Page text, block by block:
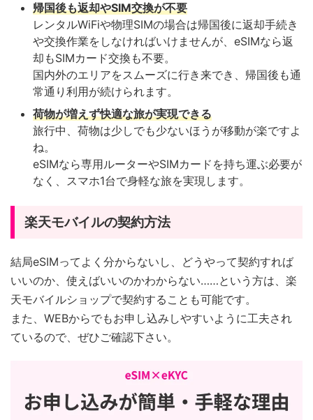
帰国後も返却やSIM交換が不要
レンタルWiFiや物理SIMの場合は帰国後に返却手続き
や交換作業をしなければいけませんが、eSIMなら返
却もSIMカード交換も不要。
国内外のエリアをスムーズに行き来でき、帰国後も通
常通り利用が続けられます。
荷物が増えず快適な旅が実現できる
旅行中、荷物は少しでも少ないほうが移動が楽ですよ
ね。
eSIMなら専用ルーターやSIMカードを持ち運ぶ必要が
なく、スマホ1台で身軽な旅を実現します。
楽天モバイルの契約方法
結局eSIMってよく分からないし、どうやって契約すれば
いいのか、使えばいいのかわからない……という方は、楽
天モバイルショップで契約することも可能です。
また、WEBからでもお申し込みしやすいように工夫され
ているので、ぜひご確認下さい。